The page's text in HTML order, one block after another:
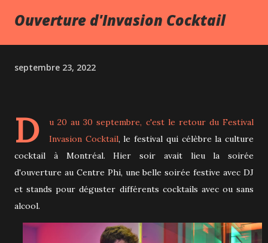
Ouverture d'Invasion Cocktail
septembre 23, 2022
D u 20 au 30 septembre, c'est le retour du Festival
Invasion Cocktail, le festival qui célèbre la culture
cocktail à Montréal. Hier soir avait lieu la soirée
d'ouverture au Centre Phi, une belle soirée festive avec DJ
et stands pour déguster différents cocktails avec ou sans
alcool.